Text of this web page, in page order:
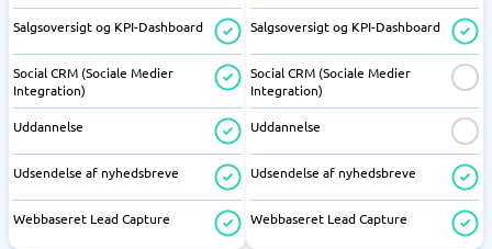
Salgsoversigt og KPI-Dashboard
Social CRM (Sociale Medier
Integration)
Uddannelse
Udsendelse af nyhedsbreve
Webbaseret Lead Capture
Salgsoversigt og KPI-Dashboard
Social CRM (Sociale Medier
Integration)
Uddannelse
Udsendelse af nyhedsbreve
Webbaseret Lead Capture